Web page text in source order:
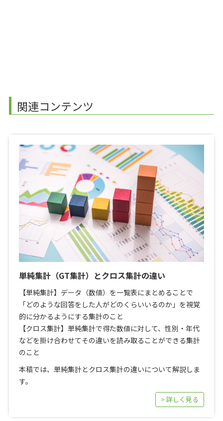
関連コンテンツ
単純集計（GT集計）とクロス集計の違い
【単純集計】データ（数値）を一覧表にまとめることで
「どのような回答をした人がどのくらいいるのか」を視覚
的に分かるようにする集計のこと
【クロス集計】単純集計で得た数値に対して、性別・年代
などを掛け合わせてその違いを読み取ることができる集計
のこと
本稿では、単純集計とクロス集計の違いについて解説しま
す。
> 詳しく見る